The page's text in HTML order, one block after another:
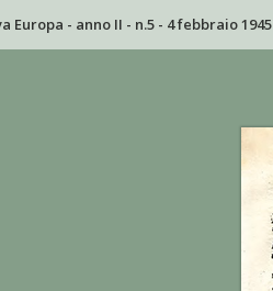
Europa - anno II - n.5 - 4 febbraio 1945